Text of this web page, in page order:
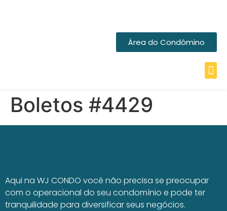
Área do Condômino
Boletos #4429
Aqui na WJ CONDO você não precisa se preocupar
com o operacional do seu condomínio e pode ter
tranquilidade para diversificar seus negócios.